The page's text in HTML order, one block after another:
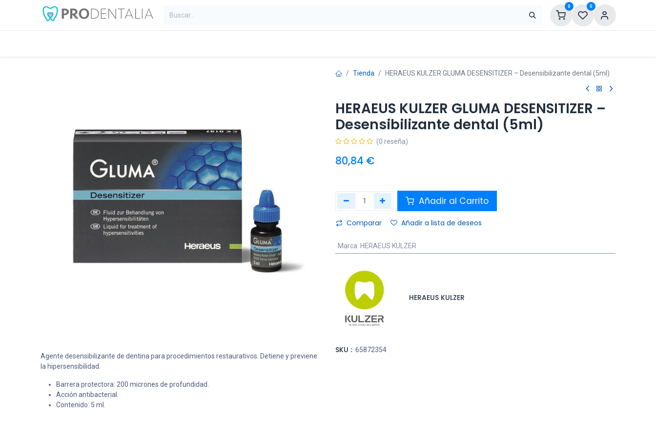
0 0
Agente desensibilizante de dentina para procedimientos restaurativos. Detiene y previene
la hipersensibilidad.
Barrera protectora: 200 micrones de profundidad.
Acción antibacterial.
Contenido: 5 ml.
Tienda HERAEUS KULZER GLUMA DESENSITIZER – Desensibilizante dental (5ml)
HERAEUS KULZER GLUMA DESENSITIZER –
Desensibilizante dental (5ml)
(0 reseña)
80,84 €
Añadir al Carrito
Comparar Añadir a lista de deseos
Marca: HERAEUS KULZER
HERAEUS KULZER
SKU : 65872354